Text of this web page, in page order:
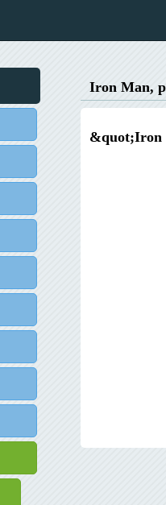
Iron Man,
&quot;Iron